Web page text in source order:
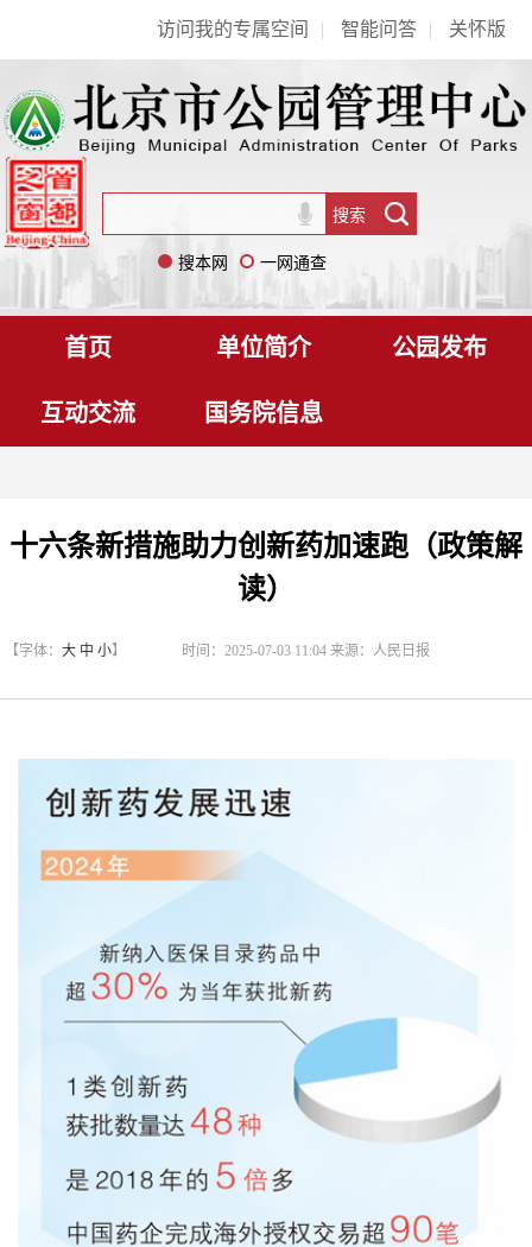
访问我的专属空间 | 智能问答 | 关怀版
搜本网 一网通查
首页 单位简介 公园发布
互动交流 国务院信息
十六条新措施助力创新药加速跑（政策解
读）
时间：2025-07-03 11:04 来源：人民日报
【字体： 大 中 小】